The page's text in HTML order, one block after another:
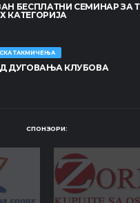
БЕСПЛАТНИ СЕМИНАР ЗА
КАТЕГОРИЈА
ТАКМИЧЕЊА
ДУГОВАЊА КЛУБОВА
СПОНЗОРИ: